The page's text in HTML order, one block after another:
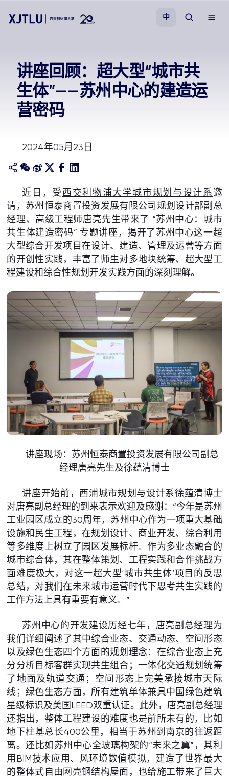
招生
科研
学院
关于我们
中
讲座回顾：超大型“城市共
生体”——苏州中心的建造运
营密码
2024年05月23日
近日，受西交利物浦大学城市规划与设计系邀
请，苏州恒泰商置投资发展有限公司规划设计部副总
经理、高级工程师唐亮先生带来了 “苏州中心：城市
共生体建造密码” 专题讲座，揭开了苏州中心这一超
大型综合开发项目在设计、建造、管理及运营等方面
的开创性实践，丰富了师生对多地块统筹、超大型工
程建设和综合性规划开发实践方面的深刻理解。
讲座现场：苏州恒泰商置投资发展有限公司副总
经理唐亮先生及徐蕴清博士
讲座开始前，西浦城市规划与设计系徐蕴清博士
对唐亮副总经理的到来表示欢迎及感谢：“今年是苏州
工业园区成立的30周年，苏州中心作为一项重大基础
设施和民生工程，在规划设计、商业开发、综合利用
等多维度上树立了园区发展标杆。作为多业态融合的
城市综合体，其在整体策划、工程实践和合作挑战方
面难度极大，对这一超大型‘城市共生体’项目的反思
总结，对我们在未来城市运营时代下思考共生实践的
工作方法上具有重要有意义。”
苏州中心的开发建设历经七年，唐亮副总经理为
我们详细阐述了其中综合业态、交通动态、空间形态
以及绿色生态四个方面的规划理念：在综合业态上充
分分析目标客群实现共生组合；一体化交通规划统筹
了地面及轨道交通；空间形态上完美承接城市天际
线；绿色生态方面，所有建筑单体兼具中国绿色建筑
星级标识及美国LEED双重认证。此外，唐亮副总经理
还指出，整体工程建设的难度也是前所未有的，比如
地下柱基总长400公里，相当于苏州到南京的往返距
离。还比如苏州中心全玻璃构架的“未来之翼”，其利
用BIM技术应用、风环境数值模拟，建造了世界最大
的整体式自由网壳钢结构屋面，也给施工带来了巨大